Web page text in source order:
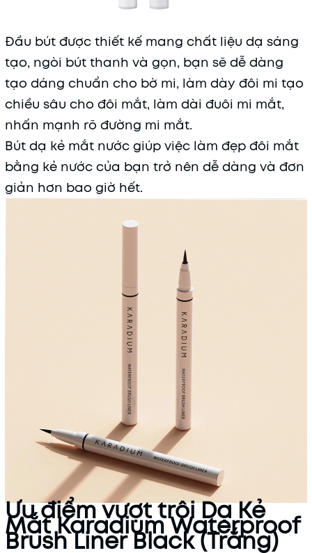
Đầu bút được thiết kế mang chất liệu dạ sáng
tạo, ngòi bút thanh và gọn, bạn sẽ dễ dàng
tạo dáng chuẩn cho bờ mi, làm dày đôi mi tạo
chiều sâu cho đôi mắt, làm dài đuôi mi mắt,
nhấn mạnh rõ đường mi mắt.
Bút dạ kẻ mắt nước giúp việc làm đẹp đôi mắt
bằng kẻ nước của bạn trở nên dễ dàng và đơn
giản hơn bao giờ hết.
Ưu điểm vượt trội Dạ Kẻ
Mắt Karadium Waterproof
Brush Liner Black (Trắng)